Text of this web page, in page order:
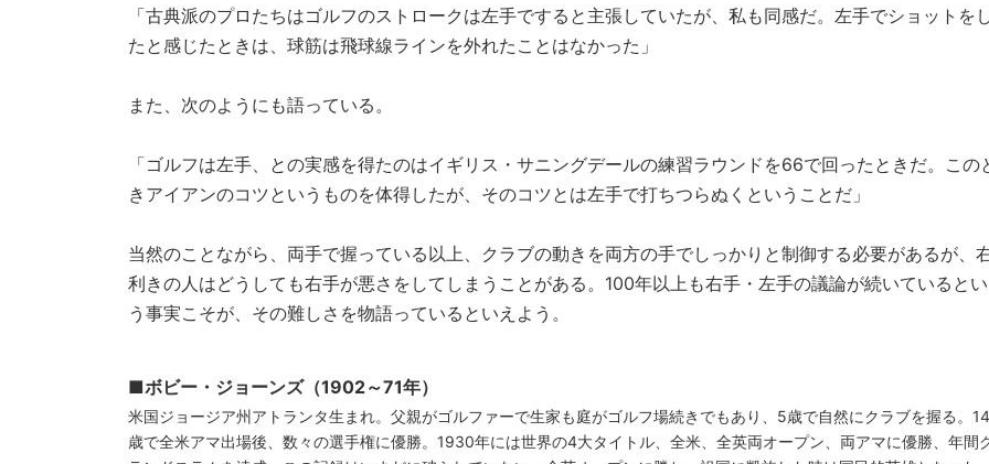
「古典派のプロたちはゴルフのストロークは左手ですると主張していたが、私も同感だ。左手でショットを
たと感じたときは、球筋は飛球線ラインを外れたことはなかった」
また、次のようにも語っている。
「ゴルフは左手、との実感を得たのはイギリス・サニングデールの練習ラウンドを66で回ったときだ。この
きアイアンのコツというものを体得したが、そのコツとは左手で打ちつらぬくということだ」
当然のことながら、両手で握っている以上、クラブの動きを両方の手でしっかりと制御する必要があるが、
利きの人はどうしても右手が悪さをしてしまうことがある。100年以上も右手・左手の議論が続いているとい
う事実こそが、その難しさを物語っているといえよう。
■ボビー・ジョーンズ（1902～71年）
米国ジョージア州アトランタ生まれ。父親がゴルファーで生家も庭がゴルフ場続きでもあり、5歳で自然にクラブを握る。14
歳で全米アマ出場後、数々の選手権に優勝。1930年には世界の4大タイトル、全米、全英両オープン、両アマに優勝、年間